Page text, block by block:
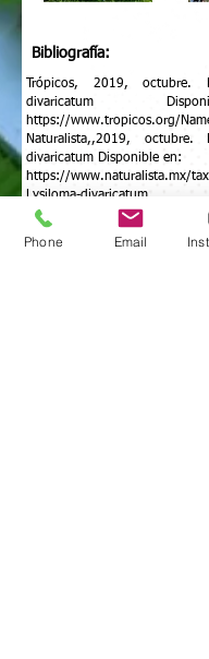
Bibliografía:
Trópicos, 2019, octubre.
divaricatum
https://www.tropicos.org/
Naturalista,,2019, octubre.
divaricatum Disponible en:
https://www.naturalista.mx/
Lysiloma-divaricatum
Libro de especies,2019,
Lysiloma divaricatum
Phone Email